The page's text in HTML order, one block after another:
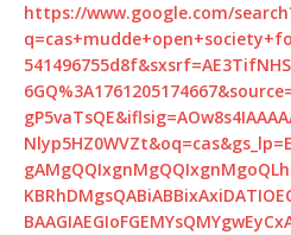
https://www.google.com/